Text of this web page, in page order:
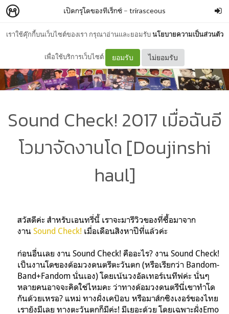
เราใช้คุ๊กกี้บนเว็บไซต์ของเรา กรุณาอ่านและยอมรับนโยบายความเป็นส่วนตัว
เพื่อใช้บริการเว็บไซต์ ยอมรับ ไม่ยอมรับ
เปิดกรุโดของทีเร็กซ์ – trirasceous
Sound Check! 2017 เมื่อฉันอี
โวมาจัดงานโด [Doujinshi
haul]
สวัสดีค่ะ สำหรับเอนทรี่นี้ เราจะมารีวิวของที่ซื้อมาจาก
งาน Sound Check! เมื่อเดือนสิงหาปีที่แล้วค่ะ
ก่อนอื่นเลย งาน Sound Check! คืออะไร? งาน Sound Check!
เป็นงานโดของด้อมวงดนตรีตะวันตก (หรือเรียกว่า Bandom-
Band+Fandom นั่นเอง) โดยเน้นวงอัลเทอร์เนทีฟค่ะ นั่นๆ
หลายคนอาจจะคิดใช่ไหมคะ ว่าทางด้อมวงดนตรีนี่เขาทำโด
กันด้วยเหรอ? แหม่ ทางฝั่งเคป๊อบ หรือมาส์กซิงเงอร์ของไทย
เรายังมีเลย ทางตะวันตกก็มีค่ะ! มีเยอะด้วย โดยเฉพาะฝั่งEmo